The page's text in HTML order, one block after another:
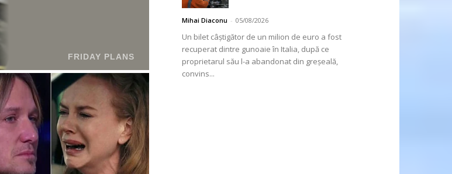
Mihai Diaconu - 05/08/2026
Un bilet câștigător de un milion de euro a fost
recuperat dintre gunoaie în Italia, după ce
proprietarul său l-a abandonat din greșeală,
convins...